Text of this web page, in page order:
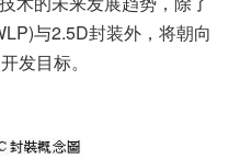
与2.5D封装外，将朝向
发目标。